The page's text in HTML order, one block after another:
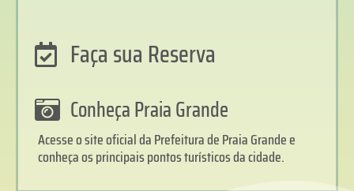
Faça sua Reserva
Conheça Praia Grande
Acesse o site oficial da Prefeitura de Praia Grande e
conheça os principais pontos turísticos da cidade.